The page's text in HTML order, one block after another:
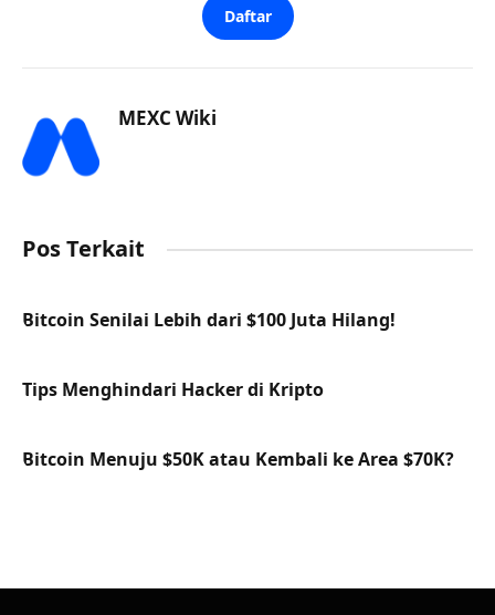
Daftar
MEXC Wiki
Pos Terkait
Bitcoin Senilai Lebih dari $100 Juta Hilang!
Tips Menghindari Hacker di Kripto
Bitcoin Menuju $50K atau Kembali ke Area $70K?